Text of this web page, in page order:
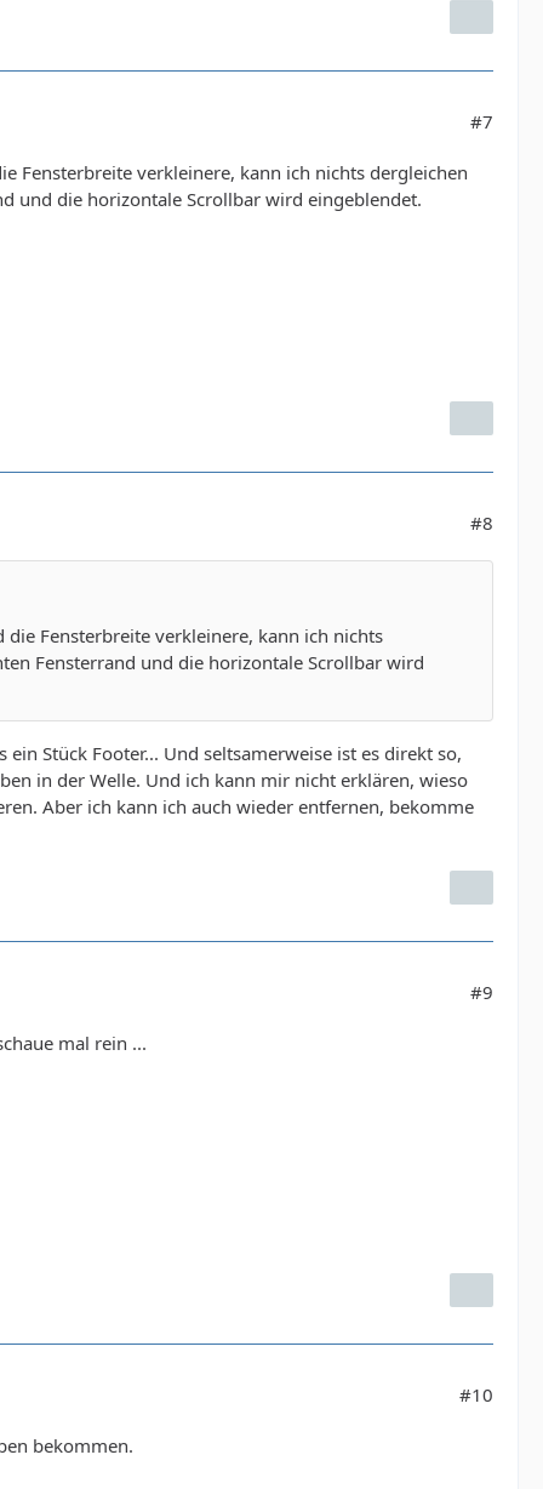
#7
Fensterbreite verkleinere, kann ich nichts dergleichen
und die horizontale Scrollbar wird eingeblendet.
#8
Fensterbreite verkleinere, kann ich nichts
Fensterrand und die horizontale Scrollbar wird
Stück Footer... Und seltsamerweise ist es direkt so,
in der Welle. Und ich kann mir nicht erklären, wieso
Aber ich kann ich auch wieder entfernen, bekomme
#9
mal rein ...
#10
bekommen.